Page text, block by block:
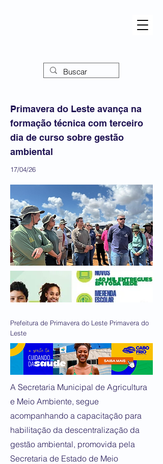
Primavera do Leste avança na
formação técnica com terceiro
dia de curso sobre gestão
ambiental
17/04/26
Prefeitura de Primavera do Leste Primavera do
Leste
A Secretaria Municipal de Agricultura
e Meio Ambiente, segue
acompanhando a capacitação para
habilitação da descentralização da
gestão ambiental, promovida pela
Secretaria de Estado de Meio